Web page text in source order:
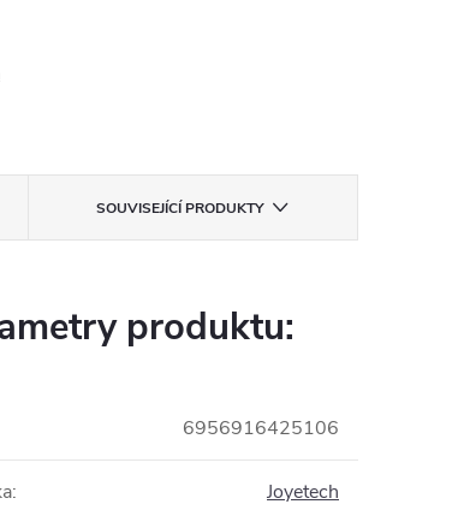
SOUVISEJÍCÍ PRODUKTY
produktu:
6956916425106
: Joyetech